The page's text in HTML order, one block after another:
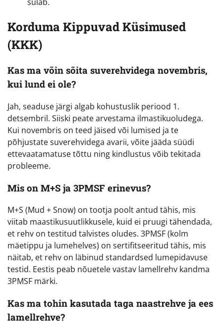
Korduma Kippuvad Küsimused
(KKK)
Kas ma võin sõita suverehvidega novembris,
kui lund ei ole?
Jah, seaduse järgi algab kohustuslik periood 1.
detsembril. Siiski peate arvestama ilmastikuoludega.
Kui novembris on teed jäised või lumised ja te
põhjustate suverehvidega avarii, võite jääda süüdi
ettevaatamatuse tõttu ning kindlustus võib tekitada
probleeme.
Mis on M+S ja 3PMSF erinevus?
M+S (Mud + Snow) on tootja poolt antud tähis, mis
viitab maastikusuutlikkusele, kuid ei pruugi tähendada,
et rehv on testitud talvistes oludes. 3PMSF (kolm
mäetippu ja lumehelves) on sertifitseeritud tähis, mis
näitab, et rehv on läbinud standardsed lumepidavuse
testid. Eestis peab nõuetele vastav lamellrehv kandma
3PMSF märki.
Kas ma tohin kasutada taga naastrehve ja ees
lamellrehve?